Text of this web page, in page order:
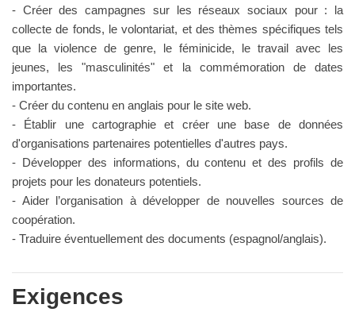
- Créer des campagnes sur les réseaux sociaux pour : la
collecte de fonds, le volontariat, et des thèmes spécifiques tels
que la violence de genre, le féminicide, le travail avec les
jeunes, les "masculinités" et la commémoration de dates
importantes.
- Créer du contenu en anglais pour le site web.
- Établir une cartographie et créer une base de données
d'organisations partenaires potentielles d'autres pays.
- Développer des informations, du contenu et des profils de
projets pour les donateurs potentiels.
- Aider l’organisation à développer de nouvelles sources de
coopération.
- Traduire éventuellement des documents (espagnol/anglais).
Exigences